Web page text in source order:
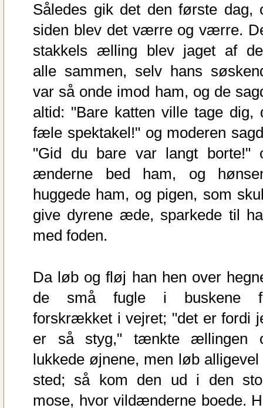
Således gik det den første dag,
siden blev det værre og værre.
stakkels ælling blev jaget af
alle sammen, selv hans
var så onde imod ham, og de
altid: "Bare katten ville tage dig,
fæle spektakel!" og moderen
"Gid du bare var langt borte!"
ænderne bed ham, og
huggede ham, og pigen, som
give dyrene æde, sparkede til
med foden.
Da løb og fløj han hen over
de små fugle i buskene
forskrækket i vejret; "det er fordi
er så styg," tænkte ællingen
lukkede øjnene, men løb alligevel
sted; så kom den ud i den
mose, hvor vildænderne boede.